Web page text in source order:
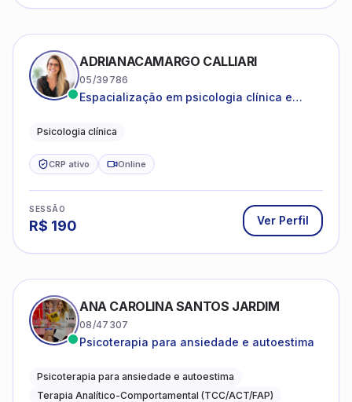
ADRIANACAMARGO CALLIARI
05/39786
Espacialização em psicologia clínica e
Psicologia clínica
CRP ativo Online
SESSÃO
R$ 190 Ver Perfil
ANA CAROLINA SANTOS JARDIM
08/47307
Psicoterapia para ansiedade e autoestima
Psicoterapia para ansiedade e autoestima
Terapia Analítico-Comportamental (TCC/ACT/FAP)